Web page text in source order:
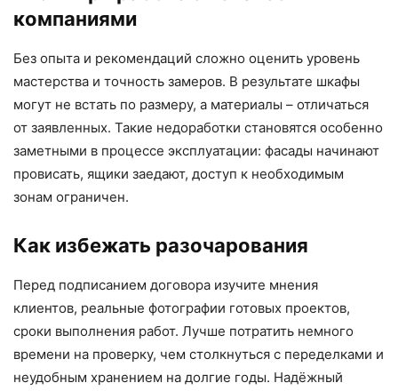
компаниями
Без опыта и рекомендаций сложно оценить уровень
мастерства и точность замеров. В результате шкафы
могут не встать по размеру, а материалы – отличаться
от заявленных. Такие недоработки становятся особенно
заметными в процессе эксплуатации: фасады начинают
провисать, ящики заедают, доступ к необходимым
зонам ограничен.
Как избежать разочарования
Перед подписанием договора изучите мнения
клиентов, реальные фотографии готовых проектов,
сроки выполнения работ. Лучше потратить немного
времени на проверку, чем столкнуться с переделками и
неудобным хранением на долгие годы. Надёжный